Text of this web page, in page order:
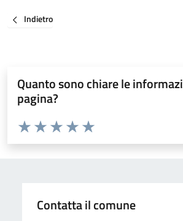
Indietro
Quanto sono chiare le
pagina?
Valuta da 1 a 5 stelle la pagina
Valuta 5 stelle su 5
Valuta 4 stelle su 5
Valuta 3 stelle su 5
Valuta 2 stelle su 5
Valuta 1 stelle su 5
Contatta il comune